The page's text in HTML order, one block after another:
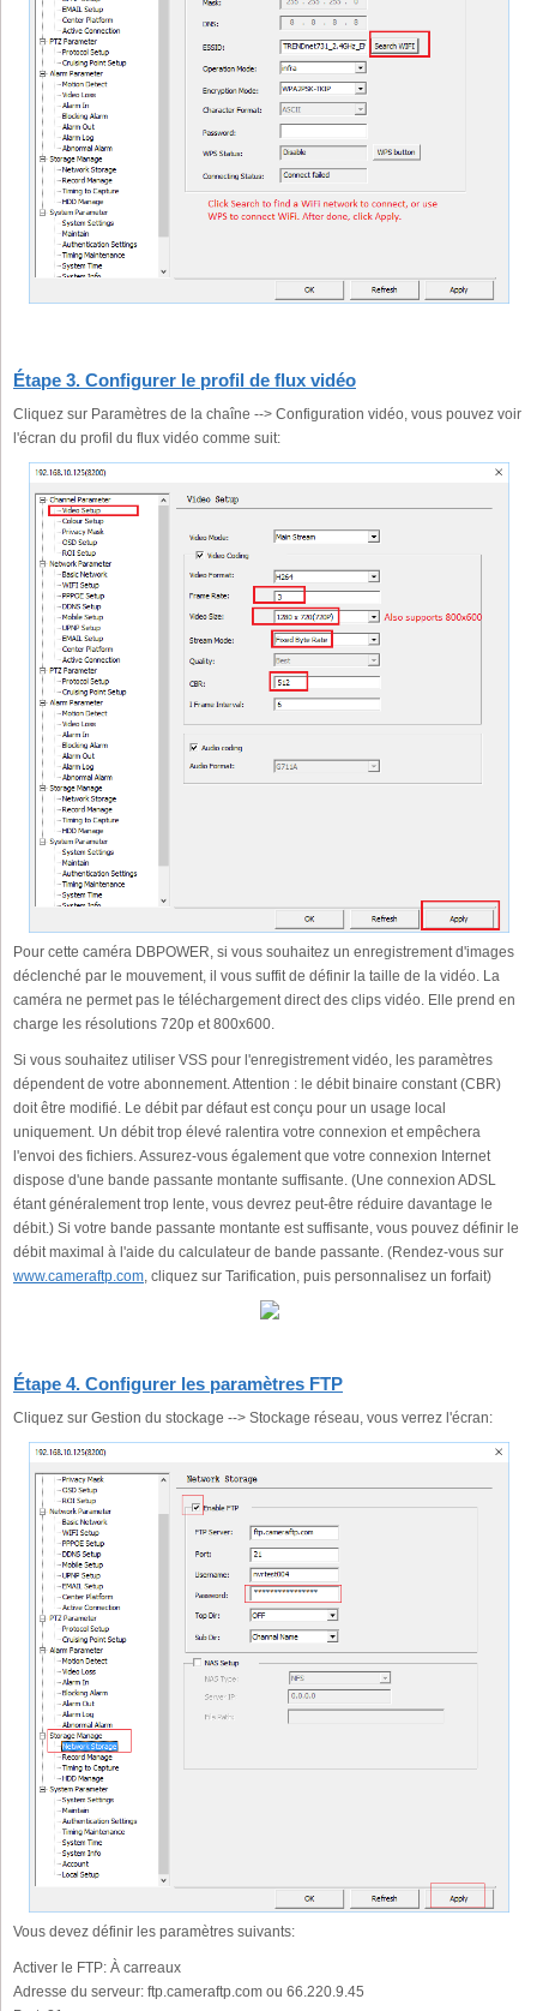
Étape 3. Configurer le profil de flux vidéo
Cliquez sur Paramètres de la chaîne --> Configuration vidéo, vous pouvez voir
l'écran du profil du flux vidéo comme suit:
Pour cette caméra DBPOWER, si vous souhaitez un enregistrement d'images
déclenché par le mouvement, il vous suffit de définir la taille de la vidéo. La
caméra ne permet pas le téléchargement direct des clips vidéo. Elle prend en
charge les résolutions 720p et 800x600.
Si vous souhaitez utiliser VSS pour l'enregistrement vidéo, les paramètres
dépendent de votre abonnement. Attention : le débit binaire constant (CBR)
doit être modifié. Le débit par défaut est conçu pour un usage local
uniquement. Un débit trop élevé ralentira votre connexion et empêchera
l'envoi des fichiers. Assurez-vous également que votre connexion Internet
dispose d'une bande passante montante suffisante. (Une connexion ADSL
étant généralement trop lente, vous devrez peut-être réduire davantage le
débit.) Si votre bande passante montante est suffisante, vous pouvez définir le
débit maximal à l'aide du calculateur de bande passante. (Rendez-vous sur
www.cameraftp.com, cliquez sur Tarification, puis personnalisez un forfait)
Étape 4. Configurer les paramètres FTP
Cliquez sur Gestion du stockage --> Stockage réseau, vous verrez l'écran:
Vous devez définir les paramètres suivants:
Activer le FTP: À carreaux
Adresse du serveur: ftp.cameraftp.com ou 66.220.9.45